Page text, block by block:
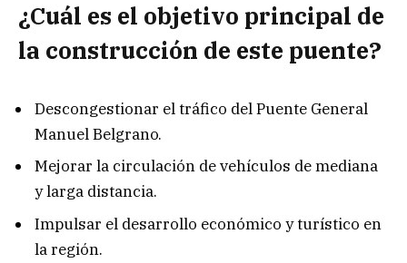
¿Cuál es el objetivo principal de
la construcción de este puente?
Descongestionar el tráfico del Puente General
Manuel Belgrano.
Mejorar la circulación de vehículos de mediana
y larga distancia.
Impulsar el desarrollo económico y turístico en
la región.